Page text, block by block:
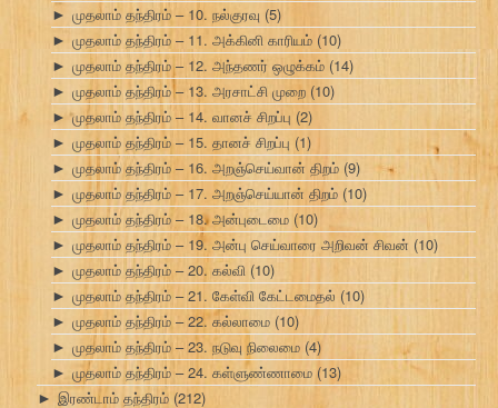
► முதலாம் தந்திரம் – 10. நல்குரவு (5)
► முதலாம் தந்திரம் – 11. அக்கினி காரியம் (10)
► முதலாம் தந்திரம் – 12. அந்தணர் ஒழுக்கம் (14)
► முதலாம் தந்திரம் – 13. அரசாட்சி முறை (10)
► முதலாம் தந்திரம் – 14. வானச் சிறப்பு (2)
► முதலாம் தந்திரம் – 15. தானச் சிறப்பு (1)
► முதலாம் தந்திரம் – 16. அறஞ்செய்வான் திறம் (9)
► முதலாம் தந்திரம் – 17. அறஞ்செய்யான் திறம் (10)
► முதலாம் தந்திரம் – 18. அன்புடைமை (10)
► முதலாம் தந்திரம் – 19. அன்பு செய்வாரை அறிவன் சிவன் (10)
► முதலாம் தந்திரம் – 20. கல்வி (10)
► முதலாம் தந்திரம் – 21. கேள்வி கேட்டமைதல் (10)
► முதலாம் தந்திரம் – 22. கல்லாமை (10)
► முதலாம் தந்திரம் – 23. நடுவு நிலைமை (4)
► முதலாம் தந்திரம் – 24. கள்ளுண்ணாமை (13)
► இரண்டாம் தந்திரம் (212)